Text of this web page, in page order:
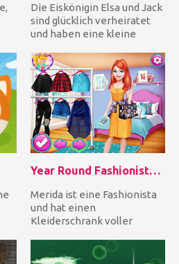
Die Eiskönigin Elsa und Jack
sind glücklich verheiratet
und haben eine kleine
Year Round Fashionista: Merida
Merida ist eine Fashionista
und hat einen
Kleiderschrank voller